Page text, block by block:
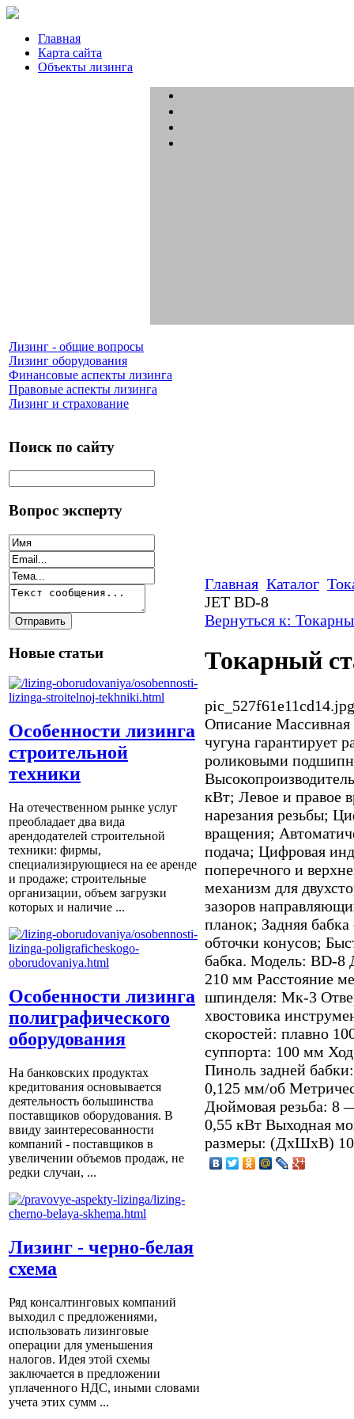
Главная
Карта сайта
Объекты лизинга
Лизинг - общие вопросы
Лизинг оборудования
Финансовые аспекты лизинга
Правовые аспекты лизинга
Лизинг и страхование
Поиск по сайту
Вопрос эксперту
Новые статьи
Особенности лизинга
строительной
техники
На отечественном рынке услуг
преобладает два вида
арендодателей строительной
техники: фирмы,
специализирующиеся на ее аренде
и продаже; строительные
организации, объем загрузки
которых и наличие ...
Особенности лизинга
полиграфического
оборудования
На банковских продуктах
кредитования основывается
деятельность большинства
поставщиков оборудования. В
ввиду заинтересованности
компаний - поставщиков в
увеличении объемов продаж, не
редки случаи, ...
Лизинг - черно-белая
схема
Ряд консалтинговых компаний
выходил с предложениями,
использовать лизинговые
операции для уменьшения
налогов. Идея этой схемы
заключается в предложении
уплаченного НДС, иными словами
учета этих сумм ...
Главная Каталог
JET BD-8
Вернуться к:
Токарный
pic_527f61e11cd14.jpg
Описание Массивная
чугуна гарантирует
роликовыми
кВт; Левое и правое
нарезания резьбы;
вращения;
подача; Цифровая
поперечного и
механизм для
зазоров
планок; Задняя
обточки конусов;
бабка. Модель: BD-8
210 мм Расстояние
шпинделя: Мк-3
хвостовика
скоростей: плавно
суппорта: 100 мм
Пиноль задней
0,125 мм/об
Дюймовая резьба: 8
0,55 кВт Выходная
размеры: (ДхШхВ)